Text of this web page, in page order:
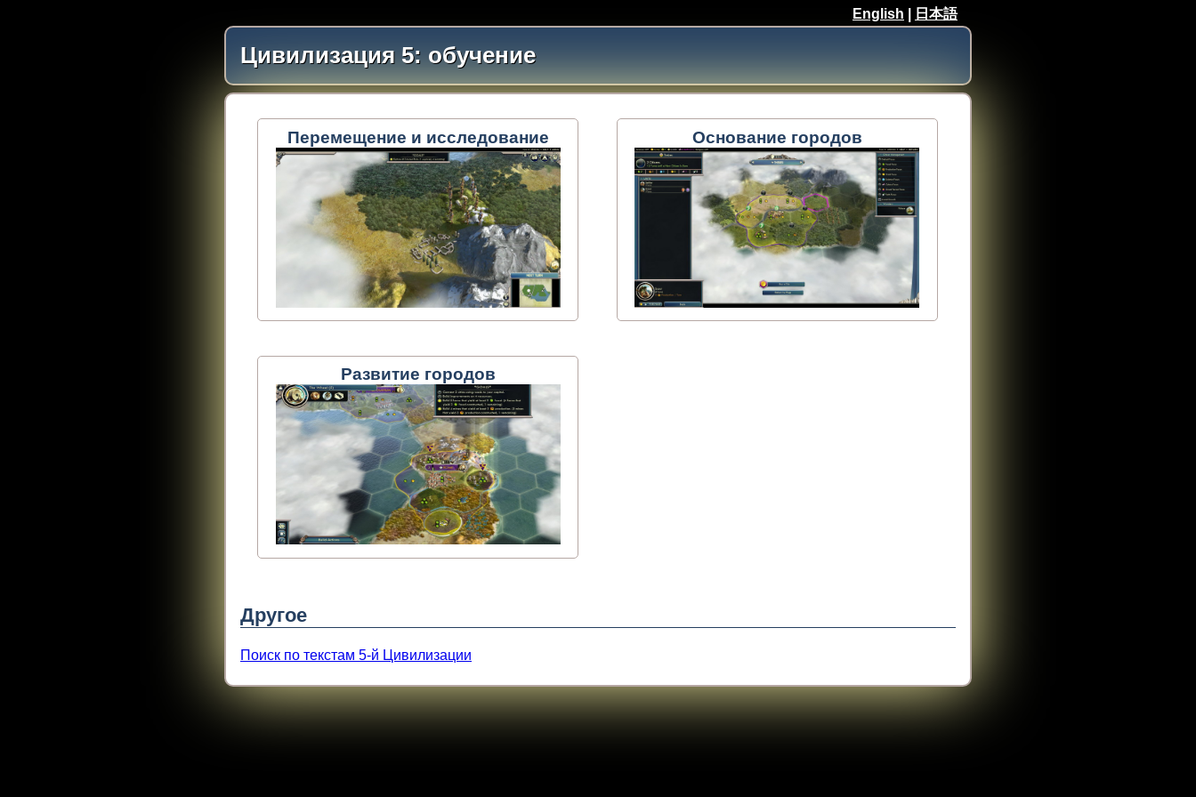
English 日本語
Цивилизация 5: обучение
Перемещение и исследование Основание городов
Развитие городов
Другое
Поиск по текстам 5-й Цивилизации